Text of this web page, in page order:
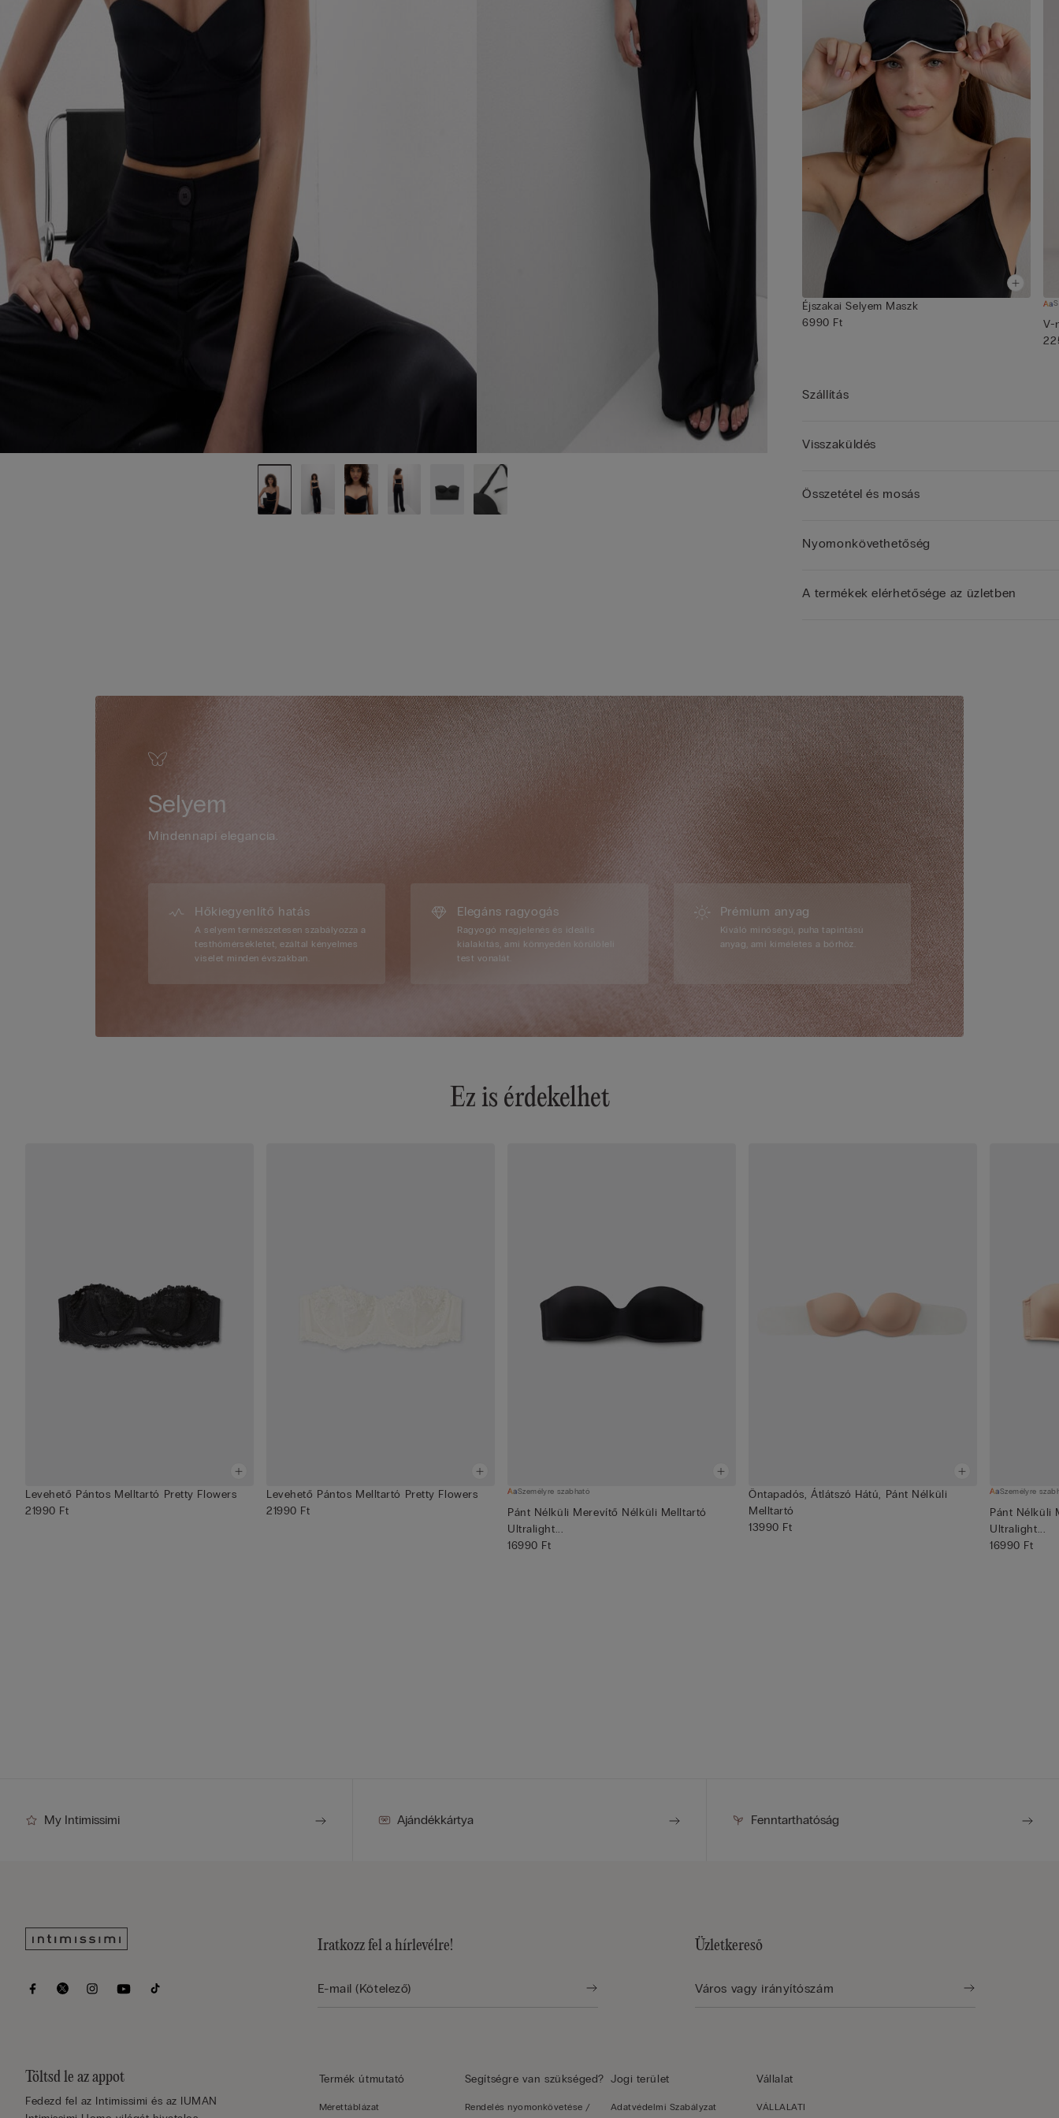
Éjszakai Selyem Maszk
6990 Ft
V-
Szállítás
Visszaküldés
Összetétel és mosás
Nyomonkövethetőség
A termékek elérhetősége az üzletben
Selyem
Mindennapi elegancia.
Hőkiegyenlítő hatás
A selyem természetesen szabályozza a
testhőmérsékletet, ezáltal kényelmes
viselet minden évszakban.
Elegáns ragyogás
Ragyogó megjelenés és ideális
kialakítás, ami könnyedén körülöleli
test vonalát.
Prémium anyag
Kiváló minőségű, puha tapintású
anyag, ami kíméletes a bőrhöz.
Ez is érdekelhet
Levehető Pántos Melltartó Pretty Flowers
21990 Ft
Levehető Pántos Melltartó Pretty Flowers
21990 Ft
Személyre szabható
Pánt Nélküli Merevítő Nélküli Melltartó
Ultralight...
16990 Ft
Öntapadós, Átlátszó Hátú, Pánt Nélküli
Melltartó
13990 Ft
Személyre
Pánt Nélküli
Ultralight...
16990 Ft
My Intimissimi Ajándékkártya Fenntarthatóság
Töltsd le az appot
Fedezd fel az Intimissimi és az IUMAN
Iratkozz fel a hírlevélre! Üzletkereső
Termék útmutató
Mérettáblázat
Segítségre van szükséged?
Rendelés nyomonkövetése /
Jogi terület
Adatvédelmi Szabályzat
Vállalat
VÁLLALATI